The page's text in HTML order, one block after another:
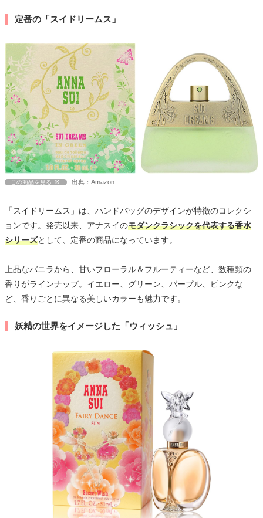
定番の「スイドリームス」
この商品を見る 出典：Amazon
「スイドリームス」は、ハンドバッグのデザインが特徴のコレクシ
ョンです。発売以来、アナスイのモダンクラシックを代表する香水
シリーズとして、定番の商品になっています。
上品なバニラから、甘いフローラル＆フルーティーなど、数種類の
香りがラインナップ。イエロー、グリーン、パープル、ピンクな
ど、香りごとに異なる美しいカラーも魅力です。
妖精の世界をイメージした「ウィッシュ」